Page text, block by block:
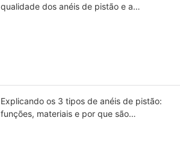
qualidade dos anéis de pistão e a
Explicando os 3 tipos de anéis de pistão:
funções, materiais e por que são